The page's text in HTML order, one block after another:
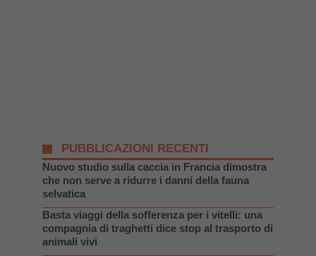
PUBBLICAZIONI RECENTI
Nuovo studio sulla caccia in Francia dimostra
che non serve a ridurre i danni della fauna
selvatica
Basta viaggi della sofferenza per i vitelli: una
compagnia di traghetti dice stop al trasporto di
animali vivi